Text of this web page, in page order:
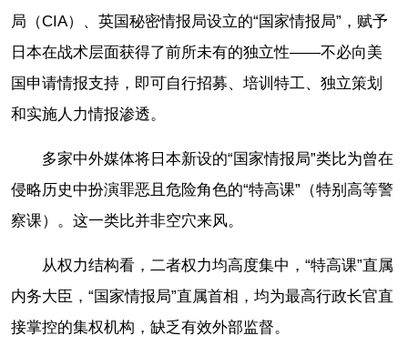
局（CIA）、英国秘密情报局设立的“国家情报局”，赋予
日本在战术层面获得了前所未有的独立性——不必向美
国申请情报支持，即可自行招募、培训特工、独立策划
和实施人力情报渗透。
多家中外媒体将日本新设的“国家情报局”类比为曾在
侵略历史中扮演罪恶且危险角色的“特高课”（特别高等警
察课）。这一类比并非空穴来风。
从权力结构看，二者权力均高度集中，“特高课”直属
内务大臣，“国家情报局”直属首相，均为最高行政长官直
接掌控的集权机构，缺乏有效外部监督。